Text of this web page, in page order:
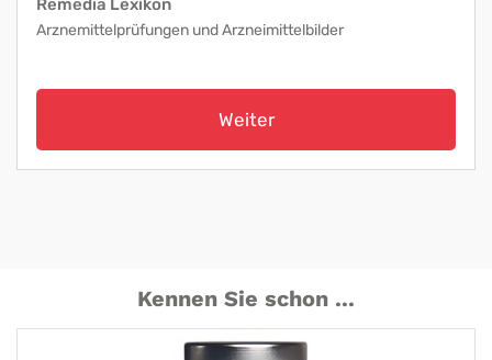
Remedia Lexikon
Arznemittelprüfungen und Arzneimittelbilder
Weiter
Kennen Sie schon ...